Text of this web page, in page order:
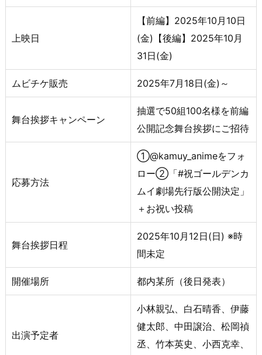
上映日
【前編】2025年10月10日
(金)【後編】2025年10月
31日(金)
ムビチケ販売 2025年7月18日(金)～
舞台挨拶キャンペーン
抽選で50組100名様を前編
公開記念舞台挨拶にご招待
応募方法
①@kamuy_animeをフォ
ロー②「#祝ゴールデンカ
ムイ劇場先行版公開決定」
＋お祝い投稿
舞台挨拶日程
2025年10月12日(日) ※時
間未定
開催場所 都内某所（後日発表）
出演予定者
小林親弘、白石晴香、伊藤
健太郎、中田譲治、松岡禎
丞、竹本英史、小西克幸、